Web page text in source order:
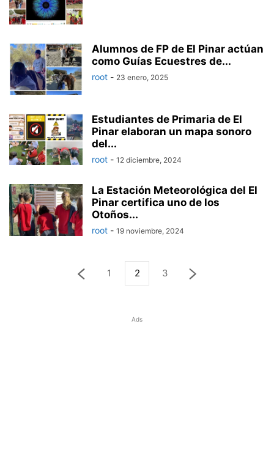
Alumnos de FP de El Pinar actúan
como Guías Ecuestres de...
root - 23 enero, 2025
Estudiantes de Primaria de El
Pinar elaboran un mapa sonoro
del...
root - 12 diciembre, 2024
La Estación Meteorológica del El
Pinar certifica uno de los
Otoños...
root - 19 noviembre, 2024
1 2 3
Ads